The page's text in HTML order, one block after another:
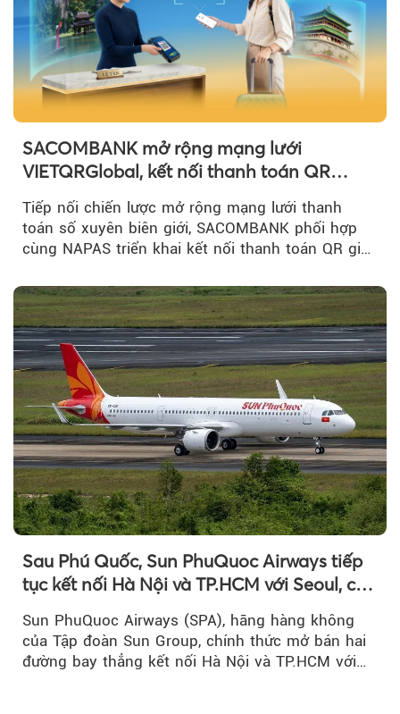
SACOMBANK mở rộng mạng lưới
VIETQRGlobal, kết nối thanh toán QR
xuyên biên giới với Singapore
Tiếp nối chiến lược mở rộng mạng lưới thanh
toán số xuyên biên giới, SACOMBANK phối hợp
cùng NAPAS triển khai kết nối thanh toán QR giữa
Sau Phú Quốc, Sun PhuQuoc Airways tiếp
tục kết nối Hà Nội và TP.HCM với Seoul, cất
Sun PhuQuoc Airways (SPA), hãng hàng không
của Tập đoàn Sun Group, chính thức mở bán hai
đường bay thẳng kết nối Hà Nội và TP.HCM với